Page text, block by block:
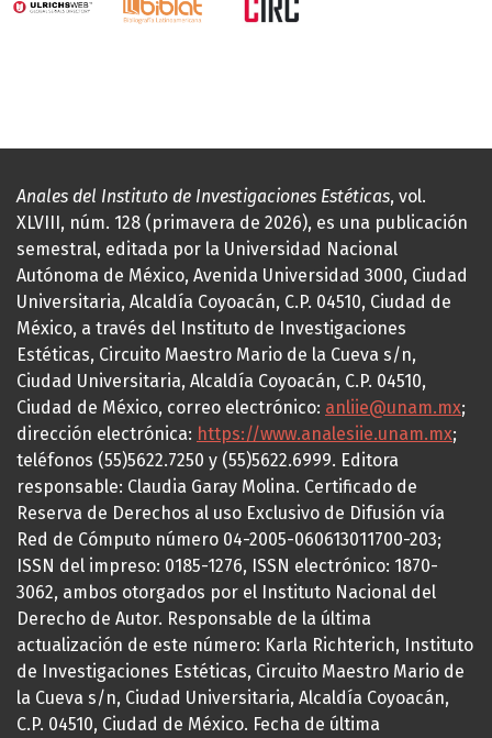
Anales del Instituto de Investigaciones Estéticas, vol.
XLVIII, núm. 128 (primavera de 2026), es una publicación
semestral, editada por la Universidad Nacional
Autónoma de México, Avenida Universidad 3000, Ciudad
Universitaria, Alcaldía Coyoacán, C.P. 04510, Ciudad de
México, a través del Instituto de Investigaciones
Estéticas, Circuito Maestro Mario de la Cueva s/n,
Ciudad Universitaria, Alcaldía Coyoacán, C.P. 04510,
Ciudad de México, correo electrónico: anliie@unam.mx;
dirección electrónica: https://www.analesiie.unam.mx;
teléfonos (55)5622.7250 y (55)5622.6999. Editora
responsable: Claudia Garay Molina. Certificado de
Reserva de Derechos al uso Exclusivo de Difusión vía
Red de Cómputo número 04-2005-060613011700-203;
ISSN del impreso: 0185-1276, ISSN electrónico: 1870-
3062, ambos otorgados por el Instituto Nacional del
Derecho de Autor. Responsable de la última
actualización de este número: Karla Richterich, Instituto
de Investigaciones Estéticas, Circuito Maestro Mario de
la Cueva s/n, Ciudad Universitaria, Alcaldía Coyoacán,
C.P. 04510, Ciudad de México. Fecha de última